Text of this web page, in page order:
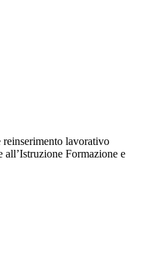
lavorativo
Formazione e